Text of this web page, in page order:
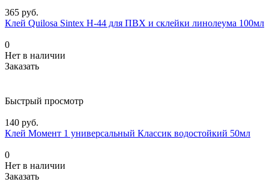
365 руб.
Клей Quilosa Sintex H-44 для ПВХ и склейки линолеума 100мл
0
Нет в наличии
Заказать
Быстрый просмотр
140 руб.
Клей Момент 1 универсальный Классик водостойкий 50мл
0
Нет в наличии
Заказать